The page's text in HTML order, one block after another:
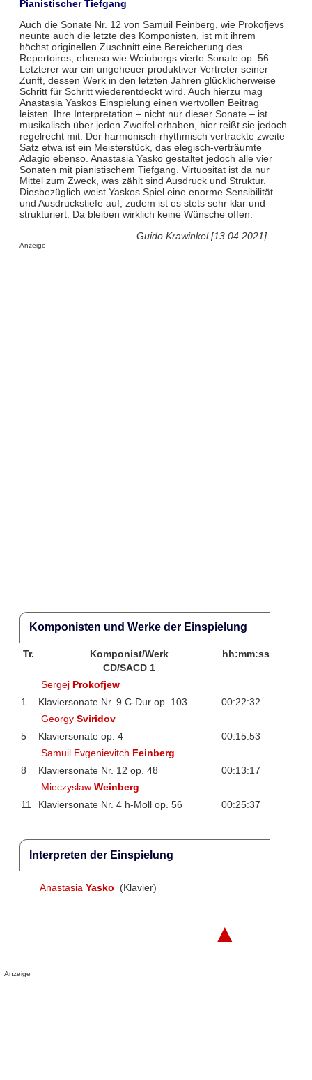
Pianistischer Tiefgang
Auch die Sonate Nr. 12 von Samuil Feinberg, wie Prokofjevs
neunte auch die letzte des Komponisten, ist mit ihrem
höchst originellen Zuschnitt eine Bereicherung des
Repertoires, ebenso wie Weinbergs vierte Sonate op. 56.
Letzterer war ein ungeheuer produktiver Vertreter seiner
Zunft, dessen Werk in den letzten Jahren glücklicherweise
Schritt für Schritt wiederentdeckt wird. Auch hierzu mag
Anastasia Yaskos Einspielung einen wertvollen Beitrag
leisten. Ihre Interpretation – nicht nur dieser Sonate – ist
musikalisch über jeden Zweifel erhaben, hier reißt sie jedoch
regelrecht mit. Der harmonisch-rhythmisch vertrackte zweite
Satz etwa ist ein Meisterstück, das elegisch-verträumte
Adagio ebenso. Anastasia Yasko gestaltet jedoch alle vier
Sonaten mit pianistischem Tiefgang. Virtuosität ist da nur
Mittel zum Zweck, was zählt sind Ausdruck und Struktur.
Diesbezüglich weist Yaskos Spiel eine enorme Sensibilität
und Ausdruckstiefe auf, zudem ist es stets sehr klar und
strukturiert. Da bleiben wirklich keine Wünsche offen.
Guido Krawinkel [13.04.2021]
Anzeige
Komponisten und Werke der Einspielung
Tr. Komponist/Werk
hh:mm:ss
CD/SACD 1
Sergej Prokofjew
1
Klaviersonate Nr. 9 C-Dur op. 103
00:22:32
GeorgySviridov
5
Klaviersonate op. 4
00:15:53
Samuil Evgenievitch Feinberg
8
Klaviersonate Nr. 12 op. 48
00:13:17
MieczyslawWeinberg
11
Klaviersonate Nr. 4 h-Moll op. 56 00:25:37
Interpreten der Einspielung
Anastasia Yasko (Klavier)
▲
Anzeige